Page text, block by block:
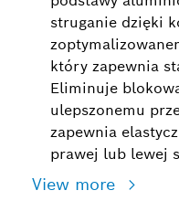
struganie dzięki
który zapewnia
Eliminuje
ulepszonemu
zapewnia
prawej lub lewej
View more